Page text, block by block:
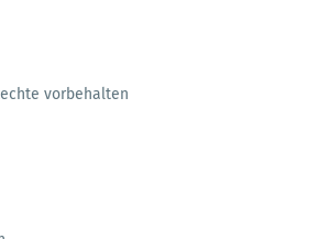
vorbehalten